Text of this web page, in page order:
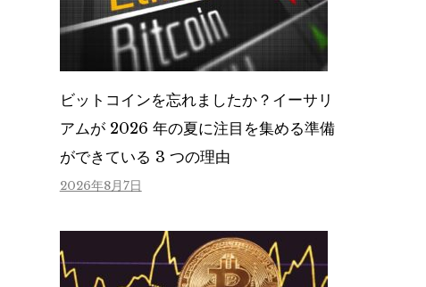
ビットコインを忘れましたか？イーサリ
アムが 2026 年の夏に注目を集める準備
ができている 3 つの理由
2026年8月7日